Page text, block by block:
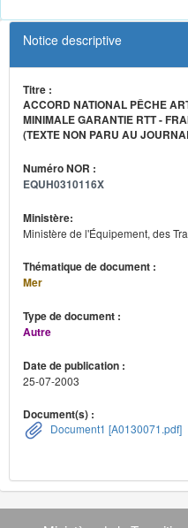
Notice descriptive
Titre :
ACCORD NATIONAL PÊCHE
MINIMALE GARANTIE RTT -
(TEXTE NON PARU AU
Numéro NOR :
EQUH0310116X
Ministère:
Ministère de l'Équipement, des
Thématique de document :
Mer
Type de document :
Autre
Date de publication :
25-07-2003
Document(s) :
Document1 [A0130071.pdf]
Navigation